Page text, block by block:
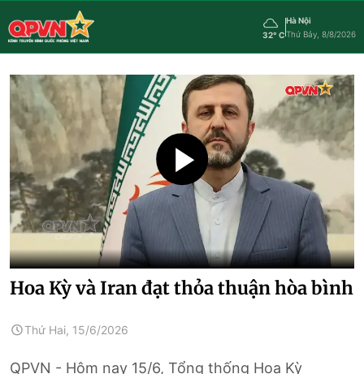
32° C
Hà Nội
Thứ Bảy, 8/8/2026
Hoa Kỳ và Iran đạt thỏa thuận hòa bình
Thứ Hai, 15/6/2026
QPVN - Hôm nay 15/6, Tổng thống Hoa Kỳ